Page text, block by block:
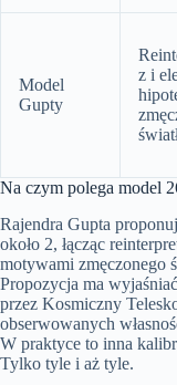
Model
Gupty
z i
Na czym polega model
Rajendra Gupta
około 2, łącząc
motywami zmęczonego
Propozycja ma
przez Kosmiczny
obserwowanych
W praktyce to inna
Tylko tyle i aż tyle.